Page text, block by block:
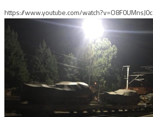
https://www.youtube.com/watch?v=O8F0UMnsJ0c